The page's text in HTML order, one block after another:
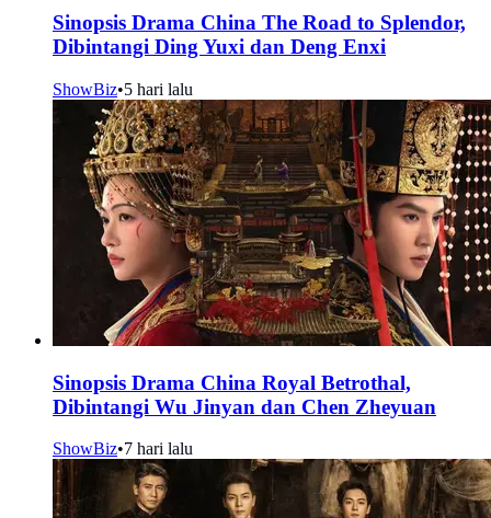
Sinopsis Drama China The Road to Splendor,
Dibintangi Ding Yuxi dan Deng Enxi
ShowBiz•5 hari lalu
Sinopsis Drama China Royal Betrothal,
Dibintangi Wu Jinyan dan Chen Zheyuan
ShowBiz•7 hari lalu